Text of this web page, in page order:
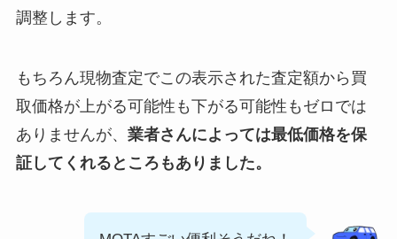
調整します。
もちろん現物査定でこの表示された査定額から買
取価格が上がる可能性も下がる可能性もゼロでは
ありませんが、 業者さんによっては最低価格を保
証してくれるところもありました。